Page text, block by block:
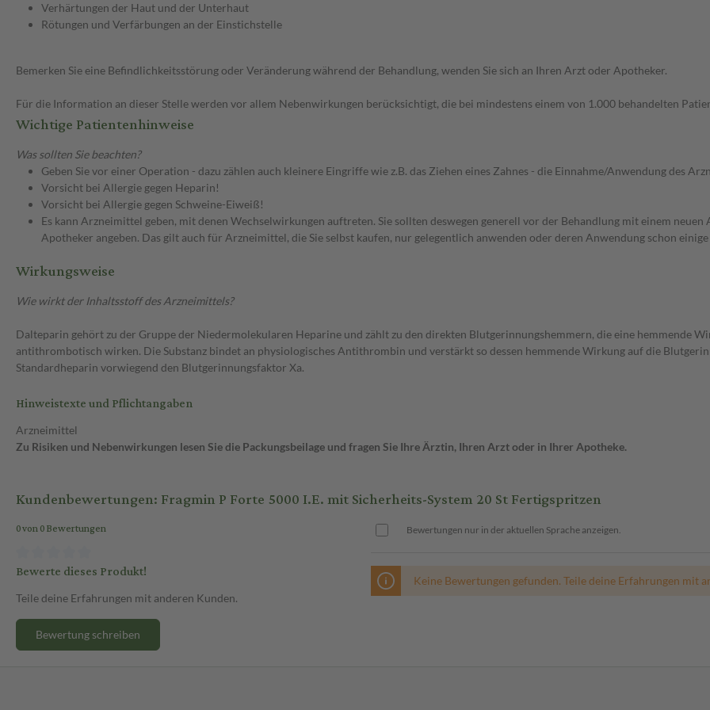
Verhärtungen der Haut und der Unterhaut
Rötungen und Verfärbungen an der Einstichstelle
Bemerken Sie eine Befindlichkeitsstörung oder Veränderung während der Behandlung, wenden Sie sich an Ihren Arzt oder Apotheker.
Für die Information an dieser Stelle werden vor allem Nebenwirkungen berücksichtigt, die bei mindestens einem von 1.000 behandelten
Wichtige Patientenhinweise
Was sollten Sie beachten?
Geben Sie vor einer Operation - dazu zählen auch kleinere Eingriffe wie z.B. das Ziehen eines Zahnes - die Einnahme/Anwendung des
Vorsicht bei Allergie gegen Heparin!
Vorsicht bei Allergie gegen Schweine-Eiweiß!
Es kann Arzneimittel geben, mit denen Wechselwirkungen auftreten. Sie sollten deswegen generell vor der Behandlung mit einem
Apotheker angeben. Das gilt auch für Arzneimittel, die Sie selbst kaufen, nur gelegentlich anwenden oder deren Anwendung schon
Wirkungsweise
Wie wirkt der Inhaltsstoff des Arzneimittels?
Dalteparin gehört zu der Gruppe der Niedermolekularen Heparine und zählt zu den direkten Blutgerinnungshemmern, die eine hemmende
antithrombotisch wirken. Die Substanz bindet an physiologisches Antithrombin und verstärkt so dessen hemmende Wirkung auf die
Standardheparin vorwiegend den Blutgerinnungsfaktor Xa.
Hinweistexte und Pflichtangaben
Arzneimittel
Zu Risiken und Nebenwirkungen lesen Sie die Packungsbeilage und fragen Sie Ihre Ärztin, Ihren Arzt oder in Ihrer Apotheke.
Kundenbewertungen: Fragmin P Forte 5000 I.E. mit Sicherheits-System 20 St Fertigspritzen
0 von 0 Bewertungen
Bewerte dieses Produkt!
Teile deine Erfahrungen mit anderen Kunden.
Bewertung schreiben
Bewertungen nur in der aktuellen Sprache anzeigen.
Keine Bewertungen gefunden. Teile deine Erfahrungen mit